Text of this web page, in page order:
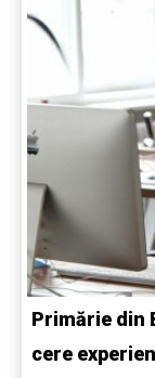
Primărie din
cere